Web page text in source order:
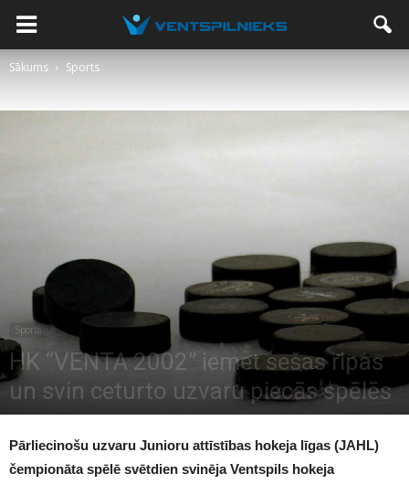
Sākums Sports
Sports
HK “VENTA 2002” iemet sešas ripas
un svin ceturto uzvaru piecās spēlēs
1186
Pārliecinošu uzvaru Junioru attīstības hokeja līgas (JAHL)
čempionāta spēlē svētdien svinēja Ventspils hokeja